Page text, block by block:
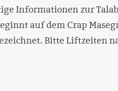
Informationen zur
auf dem Crap
Bitte Liftzeiten